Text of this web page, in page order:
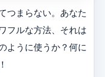
つまらない。あなた
フルな方法、それは
ように使うか？何に
！